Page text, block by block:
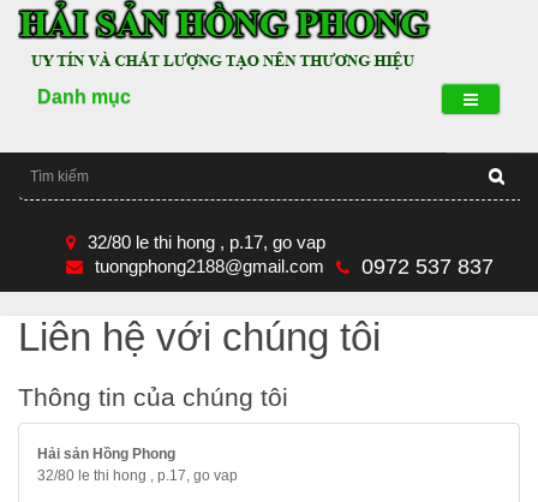
Danh mục
32/80 le thi hong , p.17, go vap
tuongphong2188@gmail.com
0972 537 837
Liên hệ với chúng tôi
Thông tin của chúng tôi
Hải sản Hồng Phong
32/80 le thi hong , p.17, go vap